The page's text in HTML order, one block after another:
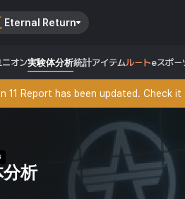
Eternal Return
ニオン実験体分析統計アイテムルートeスポー
11 Report has been updated. Check
析